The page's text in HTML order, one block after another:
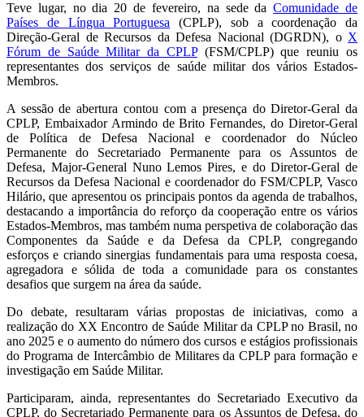
Teve lugar, no dia 20 de fevereiro, na sede daComunidade de
Países de Língua Portuguesa (CPLP), sob a coordenação da
Direção-Geral de Recursos da Defesa Nacional (DGRDN), o X
Fórum de Saúde Militar da CPLP(FSM/CPLP) que reuniu os
representantes dos serviços de saúde militar dos vários Estados-
Membros.
A sessão de abertura contou com a presença do Diretor-Geral da
CPLP, Embaixador Armindo de Brito Fernandes, do Diretor-Geral
de Política de Defesa Nacional e coordenador do Núcleo
Permanente do Secretariado Permanente para os Assuntos de
Defesa, Major-General Nuno Lemos Pires, e do Diretor-Geral de
Recursos da Defesa Nacional e coordenador do FSM/CPLP, Vasco
Hilário, que apresentou os principais pontos da agenda de trabalhos,
destacando a importância do reforço da cooperação entre os vários
Estados-Membros, mas também numa perspetiva de colaboração das
Componentes da Saúde e da Defesa da CPLP, congregando
esforços e criando sinergias fundamentais para uma resposta coesa,
agregadora e sólida de toda a comunidade para os constantes
desafios que surgem na área da saúde.
Do debate, resultaram várias propostas de iniciativas, como a
realização do XX Encontro de Saúde Militar da CPLP no Brasil, no
ano 2025 e o aumento do número dos cursos e estágios profissionais
do Programa de Intercâmbio de Militares da CPLP para formação e
investigação em Saúde Militar.
Participaram, ainda, representantes do Secretariado Executivo da
CPLP, do Secretariado Permanente para os Assuntos de Defesa, do